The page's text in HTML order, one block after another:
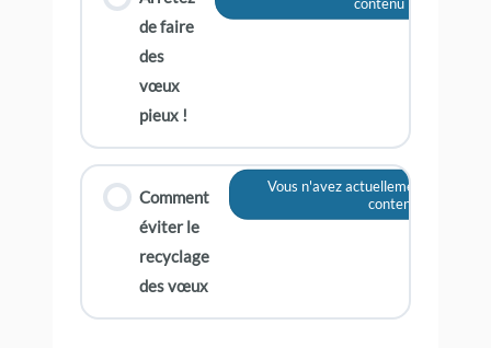
de faire
des
vœux
pieux !
Comment
éviter le
recyclage
des vœux
Vous n'avez actuellement pas
contenu